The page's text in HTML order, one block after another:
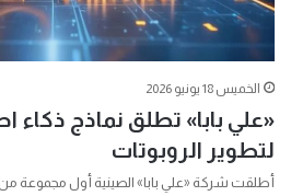
الخميس 18 يونيو 2026
«علي بابا» تطلق نماذج
لتطوير الروبوتات
أطلقت شركة «علي بابا» الصينية أول مجموعة من